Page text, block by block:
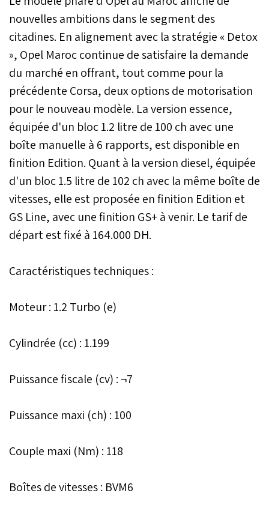
nouvelles ambitions dans le segment des
citadines. En alignement avec la stratégie « Detox
», Opel Maroc continue de satisfaire la demande
du marché en offrant, tout comme pour la
précédente Corsa, deux options de motorisation
pour le nouveau modèle. La version essence,
équipée d'un bloc 1.2 litre de 100 ch avec une
boîte manuelle à 6 rapports, est disponible en
finition Edition. Quant à la version diesel, équipée
d'un bloc 1.5 litre de 102 ch avec la même boîte de
vitesses, elle est proposée en finition Edition et
GS Line, avec une finition GS+ à venir. Le tarif de
départ est fixé à 164.000 DH.
Caractéristiques techniques :
Moteur : 1.2 Turbo (e)
Cylindrée (cc) : 1.199
Puissance fiscale (cv) : ¬7
Puissance maxi (ch) : 100
Couple maxi (Nm) : 118
Boîtes de vitesses : BVM6